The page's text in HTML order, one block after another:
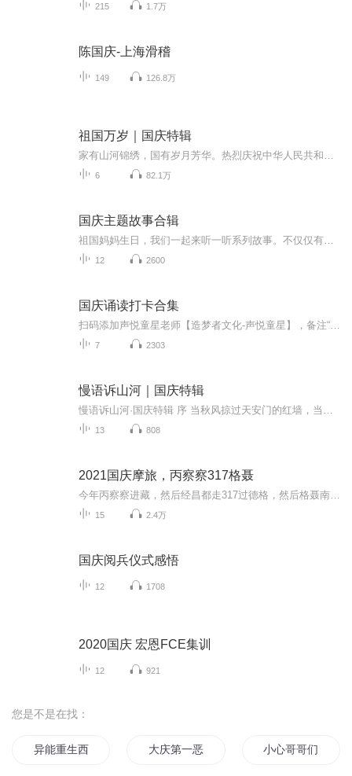
215 1.7万
陈国庆-上海滑稽
149 126.8万
祖国万岁｜国庆特辑
6 82.1万
国庆主题故事合辑
12 2600
国庆诵读打卡合集
7 2303
慢语诉山河｜国庆特辑
13 808
2021国庆摩旅，丙察察317格聂
15 2.4万
国庆阅兵仪式感悟
12 1708
2020国庆 宏恩FCE集训
12 921
您是不是在找：
异能重生西门庆 大庆第一恶 小心哥哥们